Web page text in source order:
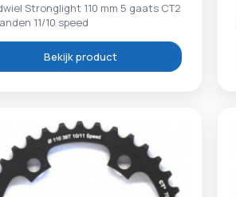
Stronglight 110 mm 5 gaats CT2
11/10 speed
Bekijk product